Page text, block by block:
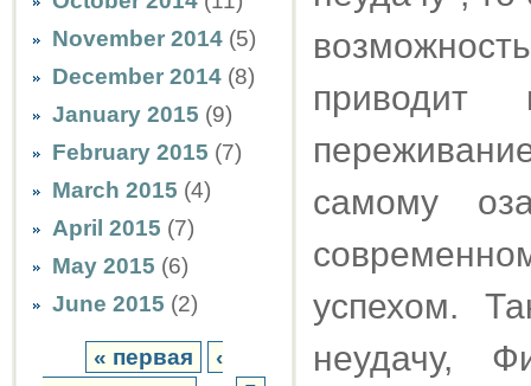
November 2014 (5)
December 2014 (8)
January 2015 (9)
February 2015 (7)
March 2015 (4)
April 2015 (7)
May 2015 (6)
June 2015 (2)
« первая
‹
самому
успехом.
неудачу,